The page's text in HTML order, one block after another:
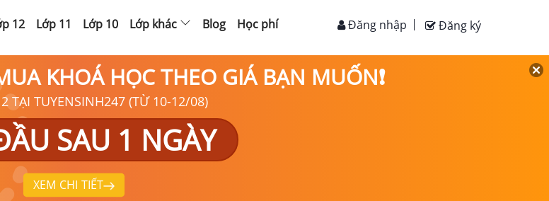
12 Lớp 11 Lớp 10 Lớp khác Blog Học phí Đăng ký
Đăng nhập
KHOÁ HỌC THEO GIÁ BẠN MUỐN❗
TẠI TUYENSINH247 (TỪ 10-12/08)
SAU 1 NGÀY
XEM CHI TIẾT